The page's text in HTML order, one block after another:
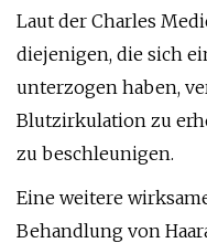
Laut der Charles
diejenigen, die sich
unterzogen haben,
Blutzirkulation zu
zu beschleunigen.
Eine weitere
Behandlung von